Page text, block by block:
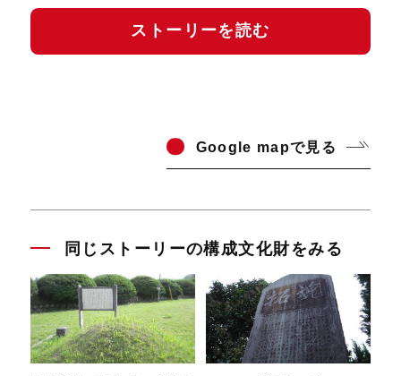
ストーリーを読む
Google mapで見る
同じストーリーの構成文化財をみる